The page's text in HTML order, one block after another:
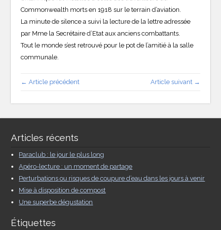
Commonwealth morts en 1918 sur le terrain d’aviation.
La minute de silence a suivi la lecture de la lettre adressée
par Mme la Secrétaire d’Etat aux anciens combattants.
Tout le monde s’est retrouvé pour le pot de l’amitié à la salle
communale.
← Article précédent Article suivant →
Articles récents
Paraclub : le jour le plus long
Apéro-lecture : un moment de partage
Perturbations ou risques de coupure d’eau dans les jours à venir
Mise à disposition de compost
Une superbe dégustation
Étiquettes